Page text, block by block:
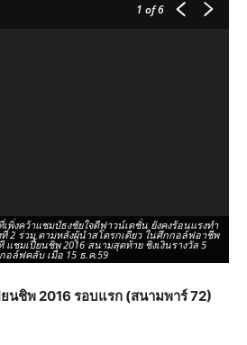
1 of 6
งคว้าแชมป์ธงชัยใจดีฟาวน์เดชั่น ยังคงร้อนแรงทำ
2 ร่วม ตามหลังผู้นำสโตรกเดียว ในศึกกอล์ฟอาชีพ
แชมเปี้ยนชิพ 2016 สนามสุดท้าย ชิงเงินรางวัล 5
ล์ฟคลับ เมื่อ 15 ธ.ค.59
นชิพ 2016 รอบแรก (สนามพาร์ 72)